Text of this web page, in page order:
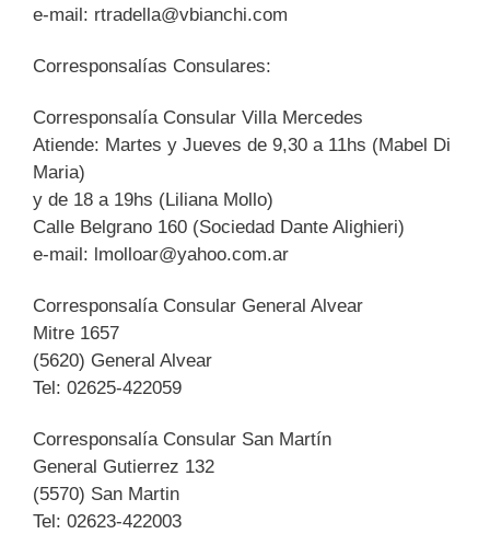
e-mail: rtradella@vbianchi.com
Corresponsalías Consulares:
Corresponsalía Consular Villa Mercedes
Atiende: Martes y Jueves de 9,30 a 11hs (Mabel Di
Maria)
y de 18 a 19hs (Liliana Mollo)
Calle Belgrano 160 (Sociedad Dante Alighieri)
e-mail: lmolloar@yahoo.com.ar
Corresponsalía Consular General Alvear
Mitre 1657
(5620) General Alvear
Tel: 02625-422059
Corresponsalía Consular San Martín
General Gutierrez 132
(5570) San Martin
Tel: 02623-422003